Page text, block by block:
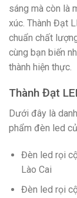
sáng mà còn là
xúc. Thành Đạt
chuẩn chất
cùng bạn biến
thành hiện thực.
Thành Đạt
Dưới đây là
phẩm đèn led
Đèn led rọi
Lào Cai
Đèn led rọi